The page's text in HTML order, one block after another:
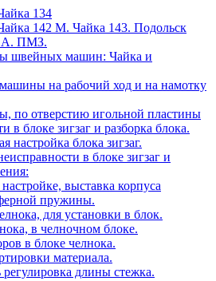
134
142 М. Чайка 143. Подольск
А. ПМЗ.
швейных машин: Чайка и
на рабочий ход и на намотку
по отверстию игольной пластины
в блоке зигзаг и разборка блока.
настройка блока зигзаг.
в блоке зигзаг и
выставка корпуса
пружины.
для установки в блок.
в челночном блоке.
в блоке челнока.
материала.
длины стежка.